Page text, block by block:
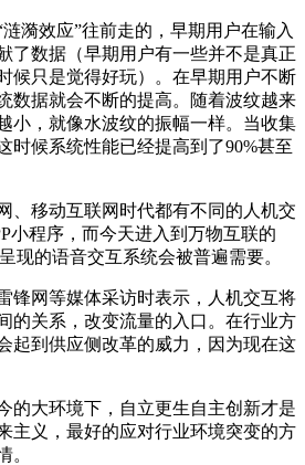
效应”往前走的，早期用户在输入
了数据（早期用户有一些并不是真正
候只是觉得好玩）。在早期用户不断
数据就会不断的提高。随着波纹越来
小，就像水波纹的振幅一样。当收集
时候系统性能已经提高到了90%甚至
移动互联网时代都有不同的人机交
小程序，而今天进入到万物互联的
现的语音交互系统会被普遍需要。
网等媒体采访时表示，人机交互将
的关系，改变流量的入口。在行业方
起到供应侧改革的威力，因为现在这
大环境下，自立更生自主创新才是
主义，最好的应对行业环境突变的方
。